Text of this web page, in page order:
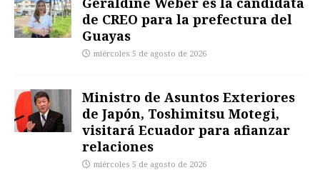
de CREO para la prefectura del
Guayas
miércoles 5 de agosto de 2026
Ministro de Asuntos Exteriores
de Japón, Toshimitsu Motegi,
visitará Ecuador para afianzar
relaciones
miércoles 5 de agosto de 2026